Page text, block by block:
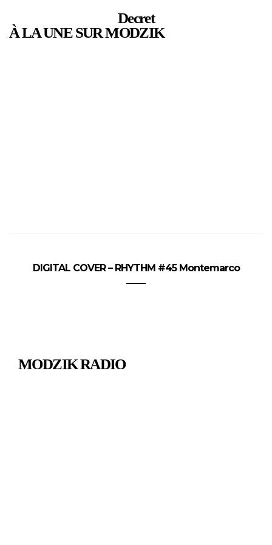
Decret
À LA UNE SUR MODZIK
DIGITAL COVER – RHYTHM #45 Montemarco
MODZIK RADIO